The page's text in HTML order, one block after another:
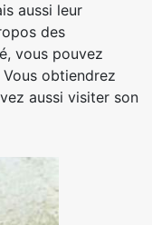
aussi leur
des
vous pouvez
obtiendrez
aussi visiter son